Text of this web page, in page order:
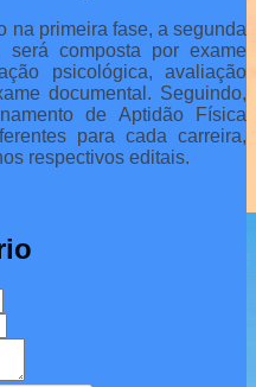
na primeira fase, a segunda
será composta por exame
psicológica, avaliação
documental. Seguindo,
de Aptidão Física
para cada carreira,
respectivos editais.